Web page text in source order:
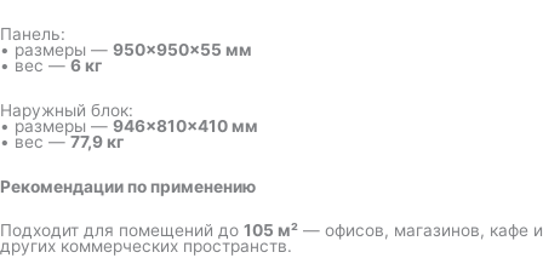
Панель:
• размеры — 950×950×55 мм
• вес —6 кг
Наружный блок:
• размеры — 946×810×410 мм
• вес —77,9 кг
Рекомендации по применению
Подходит для помещений до 105 м² — офисов, магазинов, кафе и
других коммерческих пространств.